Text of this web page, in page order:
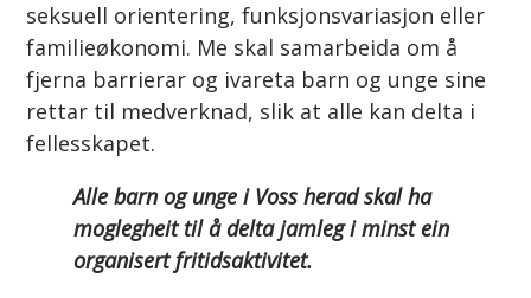
seksuell orientering, funksjonsvariasjon eller
familieøkonomi. Me skal samarbeida om å
fjerna barrierar og ivareta barn og unge sine
rettar til medverknad, slik at alle kan delta i
fellesskapet.
Alle barn og unge i Voss herad skal ha
moglegheit til å delta jamleg i minst ein
organisert fritidsaktivitet.